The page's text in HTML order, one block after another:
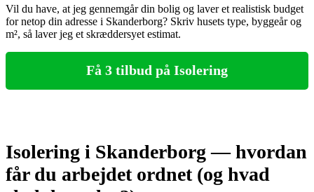
Vil du have, at jeg gennemgår din bolig og laver et realistisk budget
for netop din adresse i Skanderborg? Skriv husets type, byggeår og
m², så laver jeg et skræddersyet estimat.
Få 3 tilbud på Isolering
Isolering i Skanderborg — hvordan
får du arbejdet ordnet (og hvad